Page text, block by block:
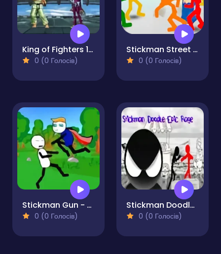
King of Fighters 1.3
0 (0 Голосів)
Stickman Street Fighting 3D
0 (0 Голосів)
Stickman Gun - Less Fighting
0 (0 Голосів)
Stickman Doodle Epic Rage
0 (0 Голосів)